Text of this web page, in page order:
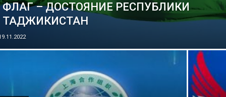
ФЛАГ – ДОСТОЯНИЕ РЕСПУБЛИКИ
ТАДЖИКИСТАН